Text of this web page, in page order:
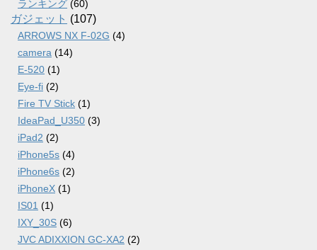
ランキング (60)
ガジェット (107)
ARROWS NX F-02G (4)
camera (14)
E-520 (1)
Eye-fi (2)
Fire TV Stick (1)
IdeaPad_U350 (3)
iPad2 (2)
iPhone5s (4)
iPhone6s (2)
iPhoneX (1)
IS01 (1)
IXY_30S (6)
JVC ADIXXION GC-XA2 (2)